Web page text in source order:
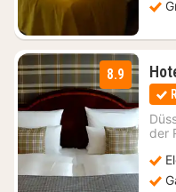
8.9
der